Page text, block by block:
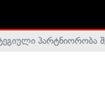
არალეგიტიმურია -
პარტნიორობა